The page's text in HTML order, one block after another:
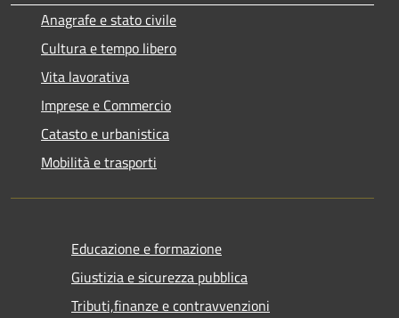
Anagrafe e stato civile
Cultura e tempo libero
Vita lavorativa
Imprese e Commercio
Catasto e urbanistica
Mobilità e trasporti
Educazione e formazione
Giustizia e sicurezza pubblica
Tributi,finanze e contravvenzioni